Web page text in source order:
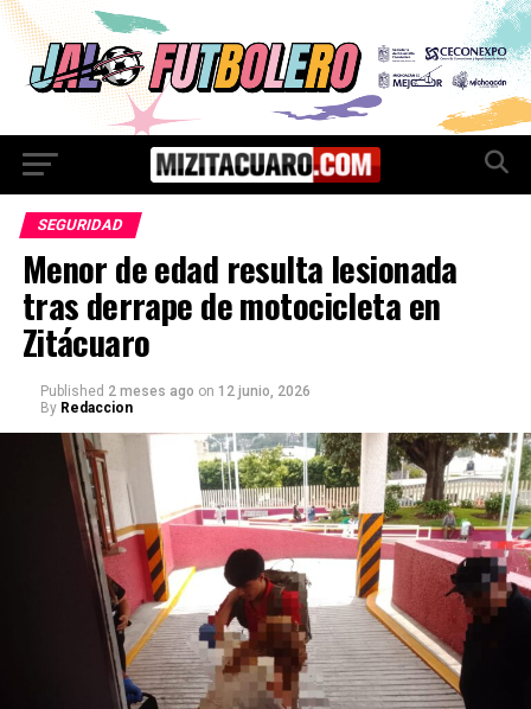
SEGURIDAD
Menor de edad resulta lesionada
tras derrape de motocicleta en
Zitácuaro
Published 2 meses ago on 12 junio, 2026
By Redaccion